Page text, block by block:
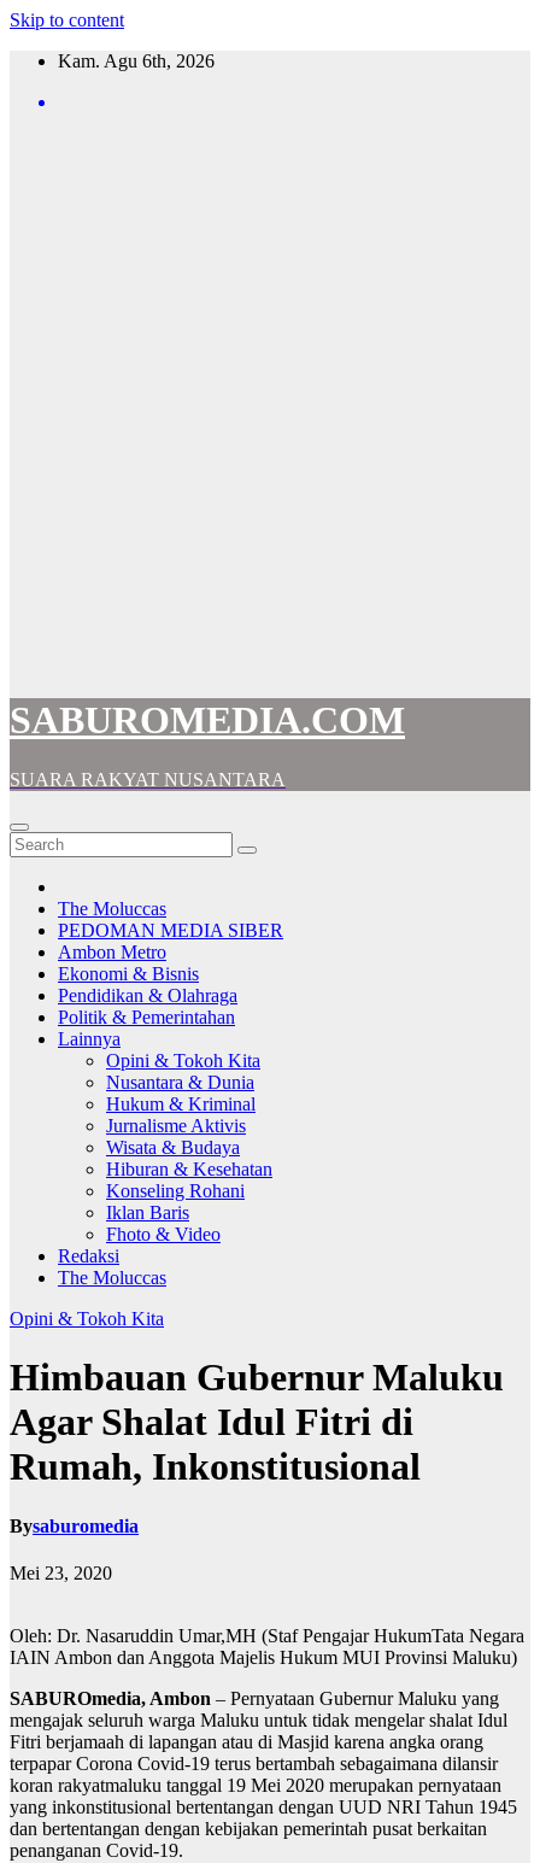
Skip to content
Kam. Agu 6th, 2026
SABUROMEDIA.COM
SUARA RAKYAT NUSANTARA
The Moluccas
PEDOMAN MEDIA SIBER
Ambon Metro
Ekonomi & Bisnis
Pendidikan & Olahraga
Politik & Pemerintahan
Lainnya
Opini & Tokoh Kita
Nusantara & Dunia
Hukum & Kriminal
Jurnalisme Aktivis
Wisata & Budaya
Hiburan & Kesehatan
Konseling Rohani
Iklan Baris
Fhoto & Video
Redaksi
The Moluccas
Opini & Tokoh Kita
Himbauan Gubernur Maluku
Agar Shalat Idul Fitri di
Rumah, Inkonstitusional
Bysaburomedia
Mei 23, 2020
Oleh: Dr. Nasaruddin Umar,MH (Staf Pengajar HukumTata Negara
IAIN Ambon dan Anggota Majelis Hukum MUI Provinsi Maluku)
SABUROmedia, Ambon – Pernyataan Gubernur Maluku yang
mengajak seluruh warga Maluku untuk tidak mengelar shalat Idul
Fitri berjamaah di lapangan atau di Masjid karena angka orang
terpapar Corona Covid-19 terus bertambah sebagaimana dilansir
koran rakyatmaluku tanggal 19 Mei 2020 merupakan pernyataan
yang inkonstitusional bertentangan dengan UUD NRI Tahun 1945
dan bertentangan dengan kebijakan pemerintah pusat berkaitan
penanganan Covid-19.